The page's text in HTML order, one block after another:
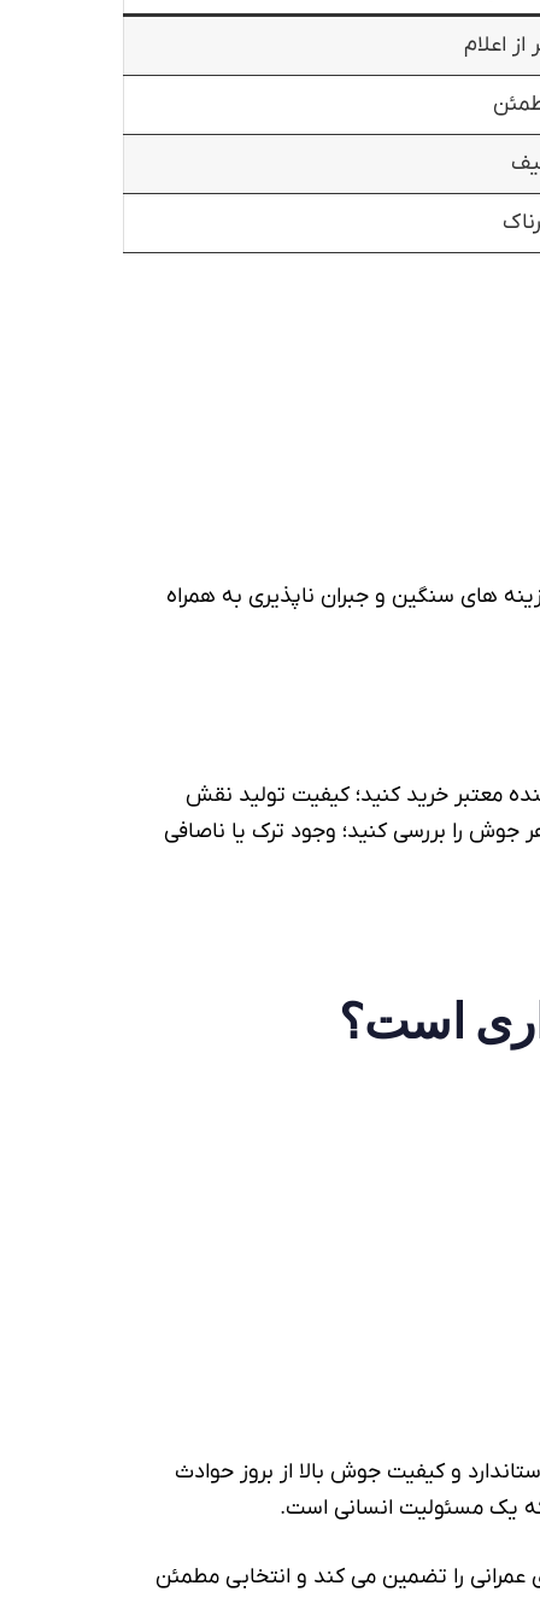
از اعلام
های سنگین و جبران ناپذیری به همراه
معتبر خرید کنید؛ کیفیت تولید نقش
جوش را بررسی کنید؛ وجود ترک یا ناصافی
است؟
و کیفیت جوش بالا از بروز حوادث
یک مسئولیت انسانی است.
عمرانی را تضمین می کند و انتخابی مطمئن